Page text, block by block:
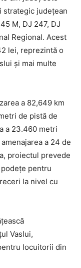
strategic județean
M, DJ 247, DJ
Regional. Acest
lei, reprezintă o
și mai multe
a 82,649 km
de pistă de
a 23.460 metri
a 24 de
proiectul prevede
pentru
la nivel cu
Vaslui,
locuitorii din